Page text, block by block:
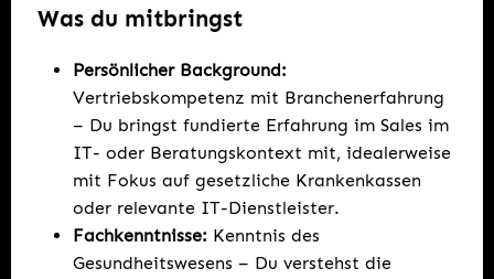
Was du mitbringst
Persönlicher Background:
Vertriebskompetenz mit Branchenerfahrung
– Du bringst fundierte Erfahrung im Sales im
IT- oder Beratungskontext mit, idealerweise
mit Fokus auf gesetzliche Krankenkassen
oder relevante IT-Dienstleister.
Fachkenntnisse: Kenntnis des
Gesundheitswesens – Du verstehst die